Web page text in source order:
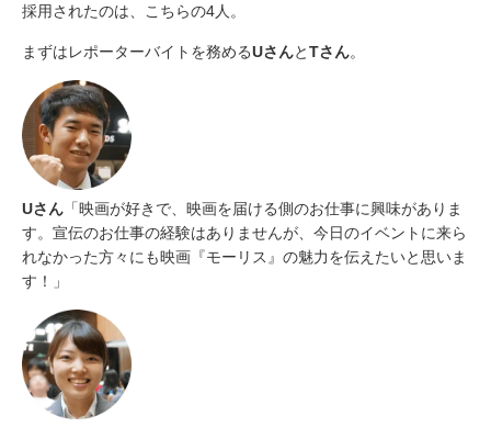
採用されたのは、こちらの4人。
まずはレポーターバイトを務めるUさんとTさん。
Uさん 「映画が好きで、映画を届ける側のお仕事に興味がありま
す。宣伝のお仕事の経験はありませんが、今日のイベントに来ら
れなかった方々にも映画『モーリス』の魅力を伝えたいと思いま
す！」